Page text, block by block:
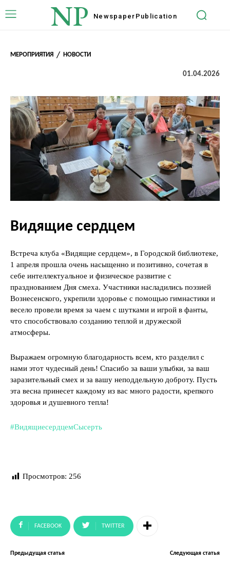
NP Newspaper Publication
МЕРОПРИЯТИЯ НОВОСТИ
01.04.2026
Видящие сердцем
Встреча клуба «Видящие сердцем», в Городской библиотеке,
1 апреля прошла очень насыщенно и позитивно, сочетая в
себе интеллектуальное и физическое развитие с
празднованием Дня смеха. Участники насладились поэзией
Вознесенского, укрепили здоровье с помощью гимнастики и
весело провели время за чаем с шутками и игрой в фанты,
что способствовало созданию теплой и дружеской
атмосферы.
Выражаем огромную благодарность всем, кто разделил с
нами этот чудесный день! Спасибо за ваши улыбки, за ваш
заразительный смех и за вашу неподдельную доброту. Пусть
эта весна принесет каждому из вас много радости, крепкого
здоровья и душевного тепла!
#ВидящиесердцемСысерть
Просмотров: 256
FACEBOOK TWITTER
Предыдущая статья Следующая статья